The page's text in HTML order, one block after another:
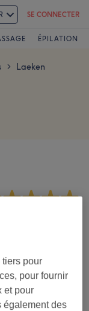
SE CONNECTER
ÉPILATION
> Laeken
pour
pour fournir
et pour
également des